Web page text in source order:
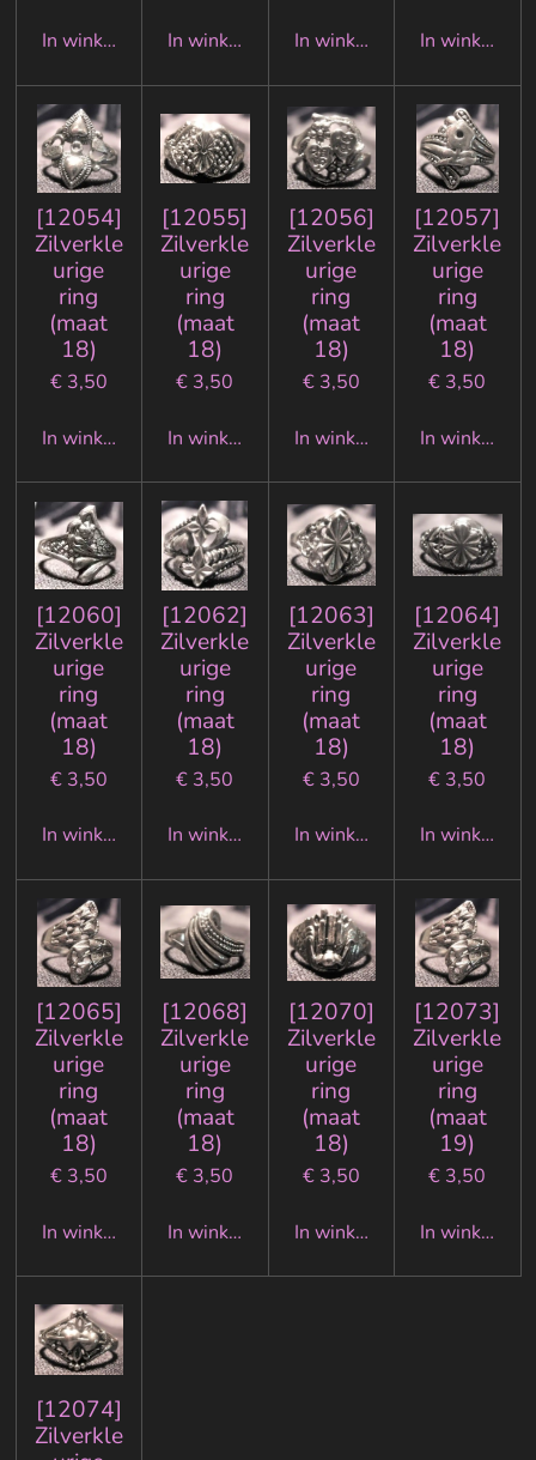
In winkelwagenIn winkelwagenIn winkelwagenIn
[12054]
Zilverkle
urige
ring
(maat
18)
€ 3,50
In winkelwagen
[12055]
Zilverkle
urige
ring
(maat
18)
€ 3,50
In winkelwagen
[12056]
Zilverkle
urige
ring
(maat
18)
€ 3,50
In winkelwagen
[12057]
Zilverkle
urige
ring
(maat
18)
€ 3,50
In
[12060]
Zilverkle
urige
ring
(maat
18)
€ 3,50
In winkelwagen
[12062]
Zilverkle
urige
ring
(maat
18)
€ 3,50
In winkelwagen
[12063]
Zilverkle
urige
ring
(maat
18)
€ 3,50
In winkelwagen
[12064]
Zilverkle
urige
ring
(maat
18)
€ 3,50
In
[12065]
Zilverkle
urige
ring
(maat
18)
€ 3,50
In winkelwagen
[12068]
Zilverkle
urige
ring
(maat
18)
€ 3,50
In winkelwagen
[12070]
Zilverkle
urige
ring
(maat
18)
€ 3,50
In winkelwagen
[12073]
Zilverkle
urige
ring
(maat
19)
€ 3,50
In
[12074]
Zilverkle